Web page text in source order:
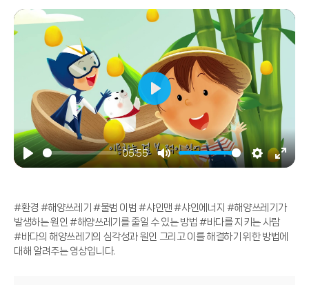
Play
05:55
Mute Settings
Enter
Play
#환경 #해양쓰레기 #물범 이범 #샤인맨 #샤인에너지 #해양쓰레기가
발생하는 원인 #해양쓰레기를 줄일 수 있는 방법 #바다를 지키는 사람
#바다의 해양쓰레기의 심각성과 원인 그리고 이를 해결하기 위한 방법에
대해 알려주는 영상입니다.